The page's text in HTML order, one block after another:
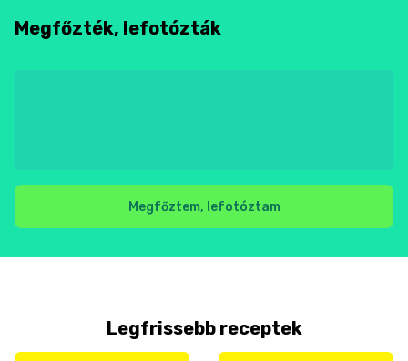
Megfőzték, lefotózták
Megfőztem, lefotóztam
Legfrissebb receptek